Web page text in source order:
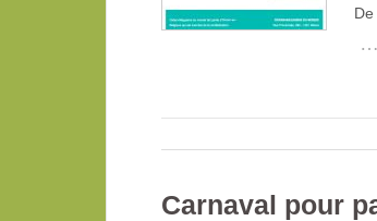
De
…
Carnaval pour